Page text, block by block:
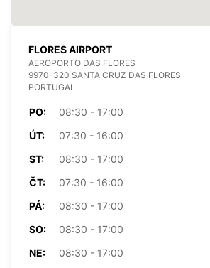
FLORES AIRPORT
AEROPORTO DAS FLORES
9970-320 SANTA CRUZ DAS FLORES
PORTUGAL
PO:
08:30 - 17:00
ÚT:
07:30 - 16:00
ST:
08:30 - 17:00
ČT:
07:30 - 16:00
PÁ:
08:30 - 17:00
SO:
08:30 - 17:00
NE:
08:30 - 17:00